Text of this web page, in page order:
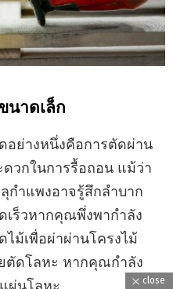
นาดเล็ก
อย่างหนึ่งคือการตัดผ่าน
วกในการรื้อถอน แม้ว่า
กำแพงอาจรู้สึกลำบาก
เร็วหากคุณพึ่งพากำลัง
ไม้เพื่อผ่าผ่านโครงไม้
ตัดโลหะ หากคุณกำลัง
close